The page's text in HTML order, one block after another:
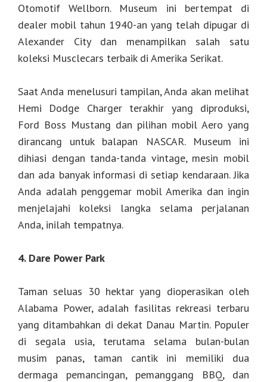
Otomotif Wellborn. Museum ini bertempat di
dealer mobil tahun 1940-an yang telah dipugar di
Alexander City dan menampilkan salah satu
koleksi Musclecars terbaik di Amerika Serikat.
Saat Anda menelusuri tampilan, Anda akan melihat
Hemi Dodge Charger terakhir yang diproduksi,
Ford Boss Mustang dan pilihan mobil Aero yang
dirancang untuk balapan NASCAR. Museum ini
dihiasi dengan tanda-tanda vintage, mesin mobil
dan ada banyak informasi di setiap kendaraan. Jika
Anda adalah penggemar mobil Amerika dan ingin
menjelajahi koleksi langka selama perjalanan
Anda, inilah tempatnya.
4. Dare Power Park
Taman seluas 30 hektar yang dioperasikan oleh
Alabama Power, adalah fasilitas rekreasi terbaru
yang ditambahkan di dekat Danau Martin. Populer
di segala usia, terutama selama bulan-bulan
musim panas, taman cantik ini memiliki dua
dermaga pemancingan, pemanggang BBQ, dan